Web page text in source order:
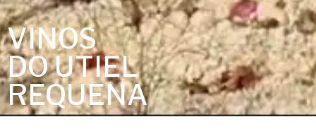
VINOS
DO UTIEL
REQUENA